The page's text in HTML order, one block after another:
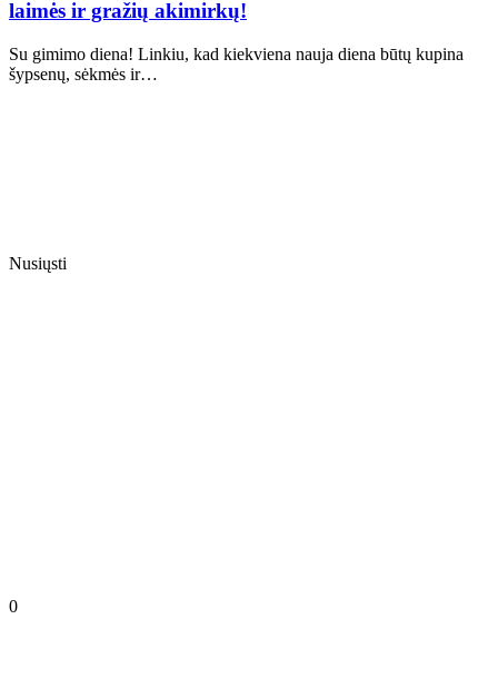
laimės ir gražių akimirkų!
Su gimimo diena! Linkiu, kad kiekviena nauja diena būtų kupina
šypsenų, sėkmės ir…
Nusiųsti
0